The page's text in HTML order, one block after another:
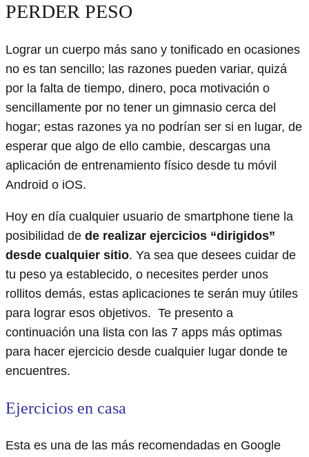
PERDER PESO
Lograr un cuerpo más sano y tonificado en ocasiones
no es tan sencillo; las razones pueden variar, quizá
por la falta de tiempo, dinero, poca motivación o
sencillamente por no tener un gimnasio cerca del
hogar; estas razones ya no podrían ser si en lugar, de
esperar que algo de ello cambie, descargas una
aplicación de entrenamiento físico desde tu móvil
Android o iOS.
Hoy en día cualquier usuario de smartphone tiene la
posibilidad de de realizar ejercicios “dirigidos”
desde cualquier sitio. Ya sea que desees cuidar de
tu peso ya establecido, o necesites perder unos
rollitos demás, estas aplicaciones te serán muy útiles
para lograr esos objetivos. Te presento a
continuación una lista con las 7 apps más optimas
para hacer ejercicio desde cualquier lugar donde te
encuentres.
Ejercicios en casa
Esta es una de las más recomendadas en Google